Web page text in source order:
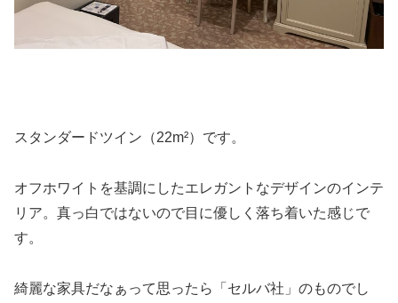
スタンダードツイン（22m²）です。
オフホワイトを基調にしたエレガントなデザインのインテ
リア。真っ白ではないので目に優しく落ち着いた感じで
す。
綺麗な家具だなぁって思ったら「セルバ社」のものでし